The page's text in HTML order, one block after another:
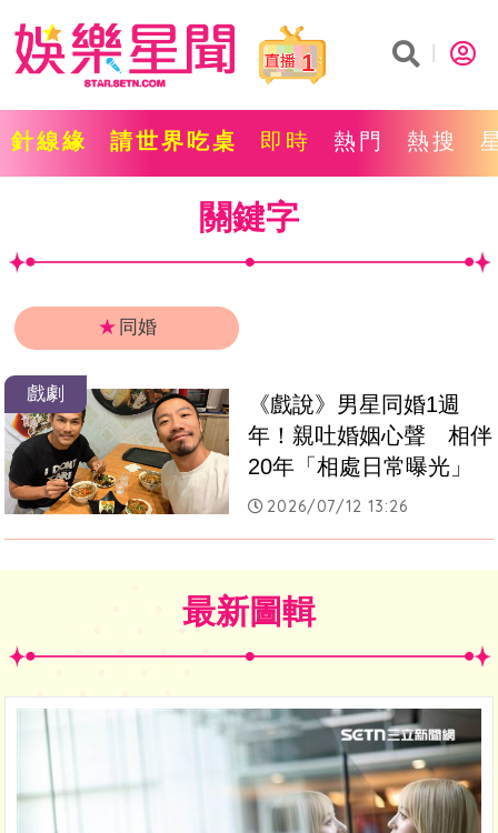
1
針線緣 請世界吃桌 即時 熱門 熱搜
關鍵字
★ 同婚
戲劇
《戲說》男星同婚1週
年！親吐婚姻心聲　相伴
20年「相處日常曝光」
2026/07/12 13:26
最新圖輯